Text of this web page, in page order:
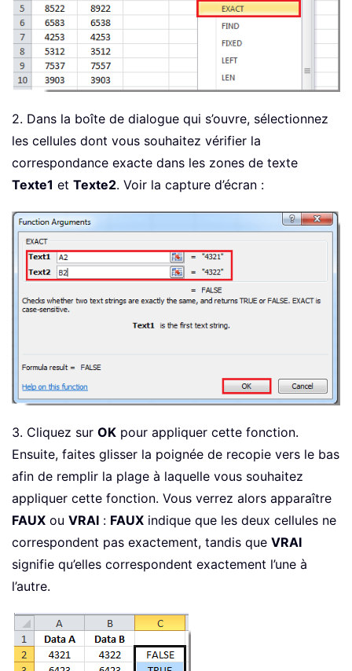
2. Dans la boîte de dialogue qui s’ouvre, sélectionnez
les cellules dont vous souhaitez vérifier la
correspondance exacte dans les zones de texte
Texte1 et Texte2. Voir la capture d’écran :
3. Cliquez sur OK pour appliquer cette fonction.
Ensuite, faites glisser la poignée de recopie vers le bas
afin de remplir la plage à laquelle vous souhaitez
appliquer cette fonction. Vous verrez alors apparaître
FAUX ou VRAI : FAUX indique que les deux cellules ne
correspondent pas exactement, tandis que VRAI
signifie qu’elles correspondent exactement l’une à
l’autre.